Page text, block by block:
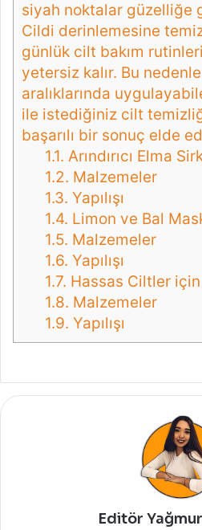
siyah noktalar güzelliğe
Cildi derinlemesine
günlük cilt bakım
yetersiz kalır. Bu
aralıklarında
ile istediğiniz cilt
başarılı bir sonuç elde
1.1. Arındırıcı Elma
1.2. Malzemeler
1.3. Yapılışı
1.4. Limon ve Bal
1.5. Malzemeler
1.6. Yapılışı
1.7. Hassas Ciltler
1.8. Malzemeler
1.9. Yapılışı
Editör